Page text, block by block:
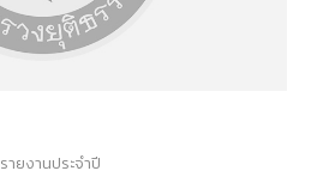
รายงานประจำปี